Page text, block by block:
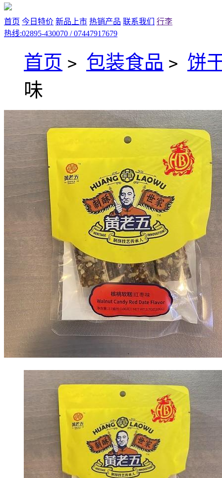
首页 今日特价 新品上市 热销产品 联系我们
行李
热线:02895-430070 / 07447917679
首页 > 包装食品 > 饼
味